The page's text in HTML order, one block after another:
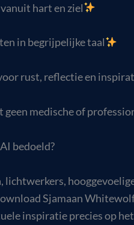
hart en ziel
in begrijpelijke taal
rust, reflectie en
geen medische of
bedoeld?
lichtwerkers,
Sjamaan
inspiratie precies op